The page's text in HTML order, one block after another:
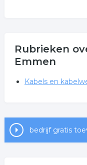
Rubrieken
Emmen
Kabels en
bedrijf gratis